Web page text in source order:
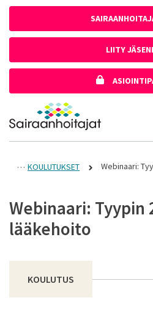
LIITY
Etusivulle
KOULUTUKSET Webinaari:
Webinaari: Tyypin
lääkehoito
KOULUTUS